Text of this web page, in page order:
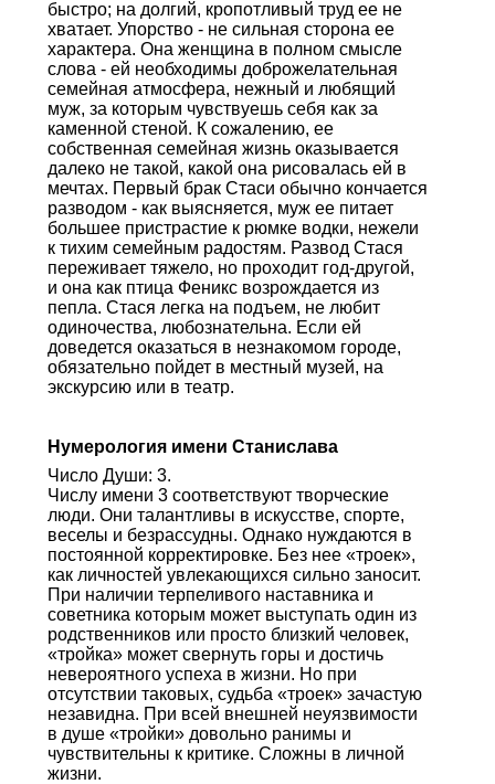
быстро; на долгий, кропотливый труд ее не
хватает. Упорство - не сильная сторона ее
характера. Она женщина в полном смысле
слова - ей необходимы доброжелательная
семейная атмосфера, нежный и любящий
муж, за которым чувствуешь себя как за
каменной стеной. К сожалению, ее
собственная семейная жизнь оказывается
далеко не такой, какой она рисовалась ей в
мечтах. Первый брак Стаси обычно кончается
разводом - как выясняется, муж ее питает
большее пристрастие к рюмке водки, нежели
к тихим семейным радостям. Развод Стася
переживает тяжело, но проходит год-другой,
и она как птица Феникс возрождается из
пепла. Стася легка на подъем, не любит
одиночества, любознательна. Если ей
доведется оказаться в незнакомом городе,
обязательно пойдет в местный музей, на
экскурсию или в театр.
Нумерология имени Станислава
Число Души: 3.
Числу имени 3 соответствуют творческие
люди. Они талантливы в искусстве, спорте,
веселы и безрассудны. Однако нуждаются в
постоянной корректировке. Без нее «троек»,
как личностей увлекающихся сильно заносит.
При наличии терпеливого наставника и
советника которым может выступать один из
родственников или просто близкий человек,
«тройка» может свернуть горы и достичь
невероятного успеха в жизни. Но при
отсутствии таковых, судьба «троек» зачастую
незавидна. При всей внешней неуязвимости
в душе «тройки» довольно ранимы и
чувствительны к критике. Сложны в личной
жизни.